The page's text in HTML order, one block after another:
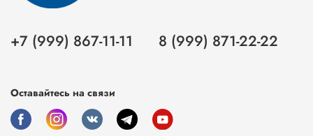
+7 (999) 867-11-11 8 (999) 871-22-22
Оставайтесь на связи